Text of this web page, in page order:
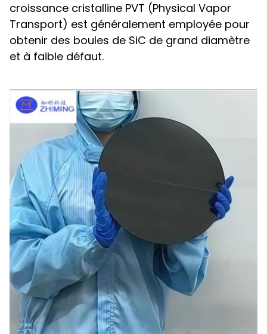
croissance cristalline PVT (Physical Vapor
Transport) est généralement employée pour
obtenir des boules de SiC de grand diamètre
et à faible défaut.